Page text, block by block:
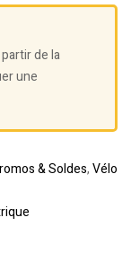
de la
une
& Soldes,Vélo